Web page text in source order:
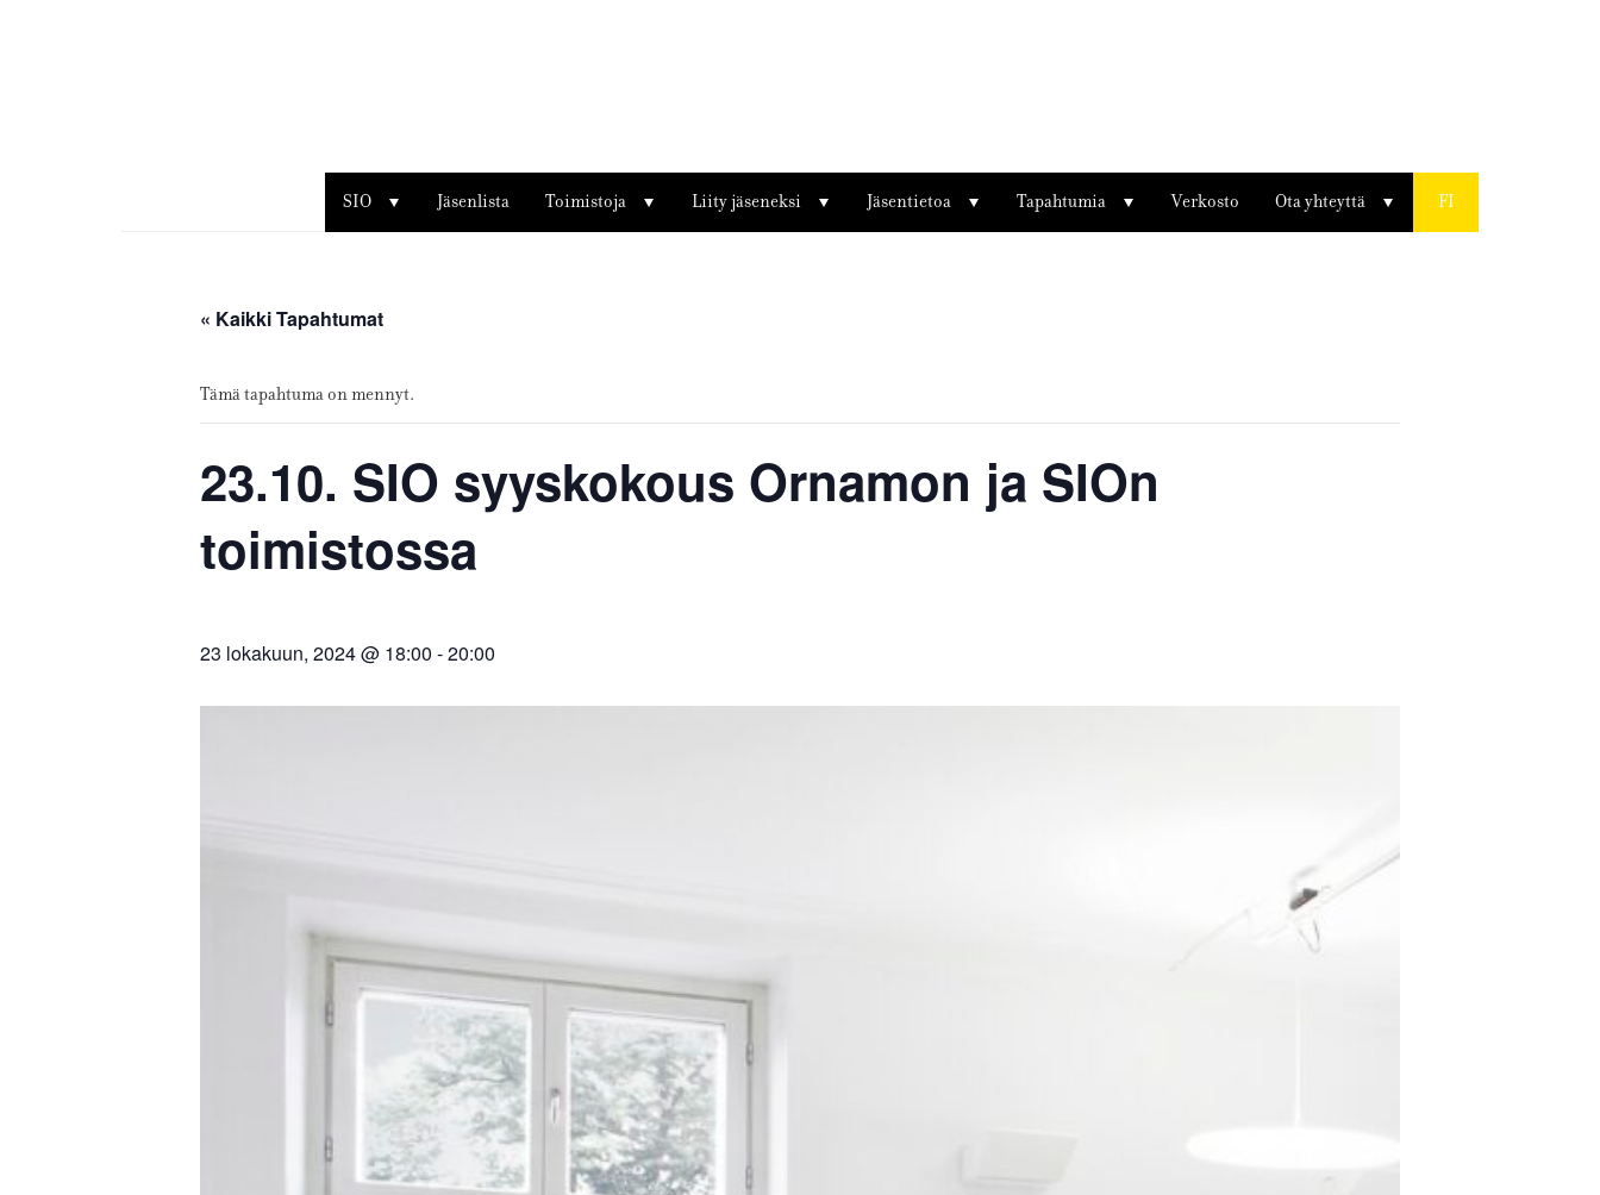
SIO Jäsenlista Toimistoja Liity jäseneksi Jäsentietoa Tapahtumia Verkosto Ota yhteyttä FI
« Kaikki Tapahtumat
Tämä tapahtuma on mennyt.
23.10. SIO syyskokous Ornamon ja SIOn
toimistossa
23 lokakuun, 2024 @ 18:00 -20:00